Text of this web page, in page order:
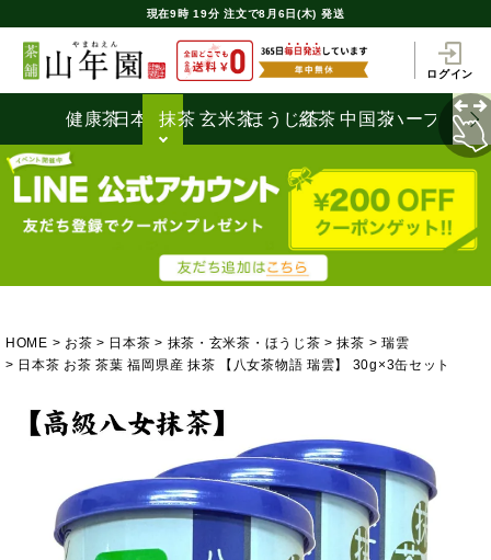
現在9時 19分 注文で8月6日(木) 発送
ログイン
健康茶日本茶抹茶 玄米茶ほうじ茶
紅茶 中国茶ハーブティ
HOME お茶 日本茶 抹茶・玄米茶・ほうじ茶 抹茶
瑞雲
日本茶 お茶 茶葉 福岡県産 抹茶 【八女茶物語 瑞雲】 30g×3缶セット